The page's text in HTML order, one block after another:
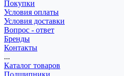
Покупки
Условия оплаты
Условия доставки
Вопрос - ответ
Бренды
Контакты
...
Каталог товаров
Подшипники